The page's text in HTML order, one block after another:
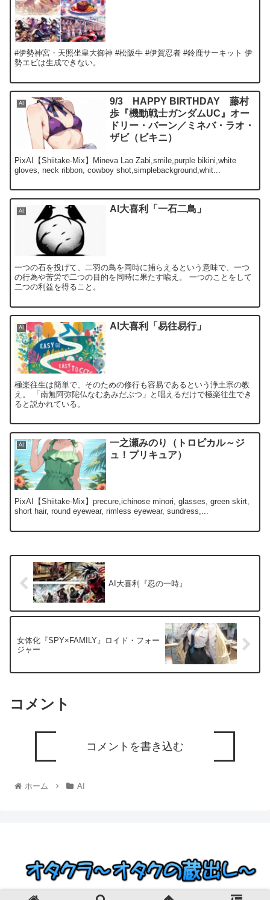
#伊勢神宮・天照坐皇大御神 #松阪牛 #伊賀忍者 #鈴鹿サーキット 伊
勢エビは生成できない。
AI
9/3 HAPPY BIRTHDAY 藤村
歩『機動戦士ガンダムUC』オー
ドリー・バーン／ミネバ・ラオ・
ザビ（ビキニ）
PixAI【Shiitake-Mix】Mineva Lao Zabi,smile,purple bikini,white
gloves, neck ribbon, cowboy shot,simplebackground,whit...
AI AI大喜利「一石二鳥」
一つの石を投げて、二羽の鳥を同時に捕らえるという意味で、一つ
の行為や苦労で二つの目的を同時に果たす喩え。 一つのことをして
二つの利益を得ること。
AI AI大喜利「易往易行」
極楽往生は簡単で、そのための修行も容易であるという浄土宗の教
え。 「南無阿弥陀仏なむあみだぶつ」と唱えるだけで極楽往生でき
ると説かれている。
AI
一之瀬みのり（トロピカル～ジ
ュ！プリキュア）
PixAI【Shiitake-Mix】precure,ichinose minori, glasses, green skirt,
short hair, round eyewear, rimless eyewear, sundress,...
AI大喜利『忍の一時』
女体化『SPY×FAMILY』ロイド・フォー
ジャー
コメント
コメントを書き込む
ホーム AI